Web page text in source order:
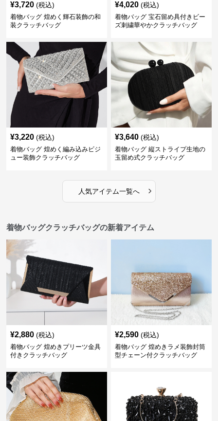
¥3,720 (税込)
着物バッグ 煌めく輝石装飾の和
装クラッチバッグ
¥4,020 (税込)
着物バッグ 宝石留め具付きビー
ズ刺繍華やかクラッチバッグ
¥3,220 (税込)
着物バッグ 煌めく編み込みビジ
ュー装飾クラッチバッグ
¥3,640 (税込)
着物バッグ 縦ストライプ生地の
玉留め式クラッチバッグ
人気アイテム一覧へ ›
着物バッグクラッチバッグの新着アイテム
¥2,880 (税込)
着物バッグ 煌めきプリーツ金具
付きクラッチバッグ
¥2,590 (税込)
着物バッグ 煌めきラメ装飾封筒
型チェーン付クラッチバッグ